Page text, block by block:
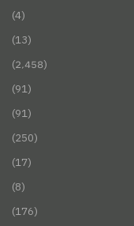
(4)
(13)
(2٬458)
(91)
(91)
(250)
(17)
(8)
(176)